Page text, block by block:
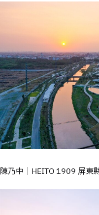
陳乃中｜HEITO 1909 屏東